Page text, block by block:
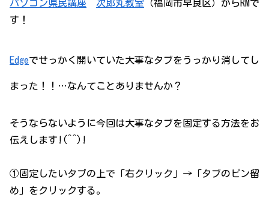
パソコン県民講座 次郎丸教室 （福岡市早良区）からRMで
す！
Edgeでせっかく開いていた大事なタブをうっかり消してし
まった！！…なんてことありませんか？
そうならないように今回は大事なタブを固定する方法をお
伝えします!(^^)!
①固定したいタブの上で「右クリック」→「タブのピン留
め」をクリックする。